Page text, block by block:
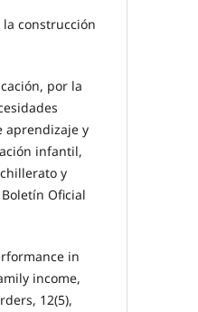
la construcción
por la
aprendizaje y
infantil,
y
Oficial
in
income,
12(5),